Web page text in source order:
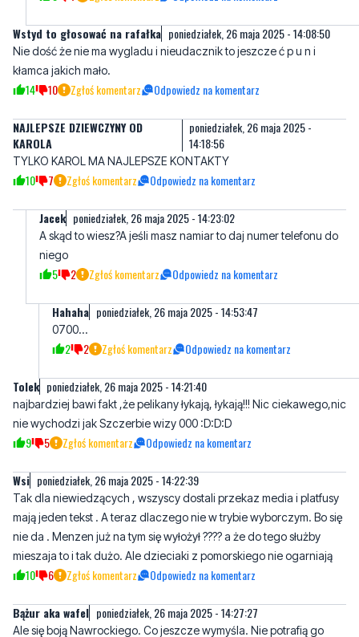
14 10 Zgłoś komentarz Odpowiedz na komentarz
NAJLEPSZE DZIEWCZYNY OD
KAROLA
14:18:56
10 7 Zgłoś komentarz Odpowiedz na komentarz
Jacek poniedziałek, 26 maja 2025 - 14:23:02
A skąd to wiesz?A jeśli masz namiar to daj numer telefonu do
5 2 Zgłoś komentarz Odpowiedz na komentarz
Hahaha
0700...
poniedziałek, 26 maja 2025 - 14:21:40
najbardziej bawi fakt ,że pelikany łykają, łykają!!! Nic ciekawego,nic
9 5 Zgłoś komentarz Odpowiedz na komentarz
Wsi poniedziałek, 26 maja 2025 - 14:22:39
Tak dla niewiedzących , wszyscy dostali przekaz media i platfusy
nie da . Menzen już na tym się wyłożył ???? a że do tego służby
mieszaja to i tak dużo. Ale dzieciaki z pomorskiego nie ogarniają
10 6 Zgłoś komentarz Odpowiedz na komentarz
Bążur aka wafel poniedziałek, 26 maja 2025 - 14:27:27
Ale się boją Nawrockiego. Co jeszcze wymyśla. Nie potrafią go
wymyślają jego typu historie. Rudy nie cofnie się przed niczym by
kogoś zniszczyć. Tym bardziej trzeba się zmobilizować i